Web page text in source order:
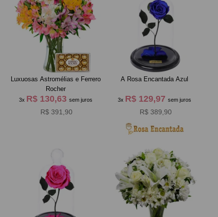
Luxuosas Astromélias e Ferrero
Rocher
3x R$ 130,63 sem juros
R$ 391,90
A Rosa Encantada Azul
3x R$ 129,97sem juros
R$ 389,90